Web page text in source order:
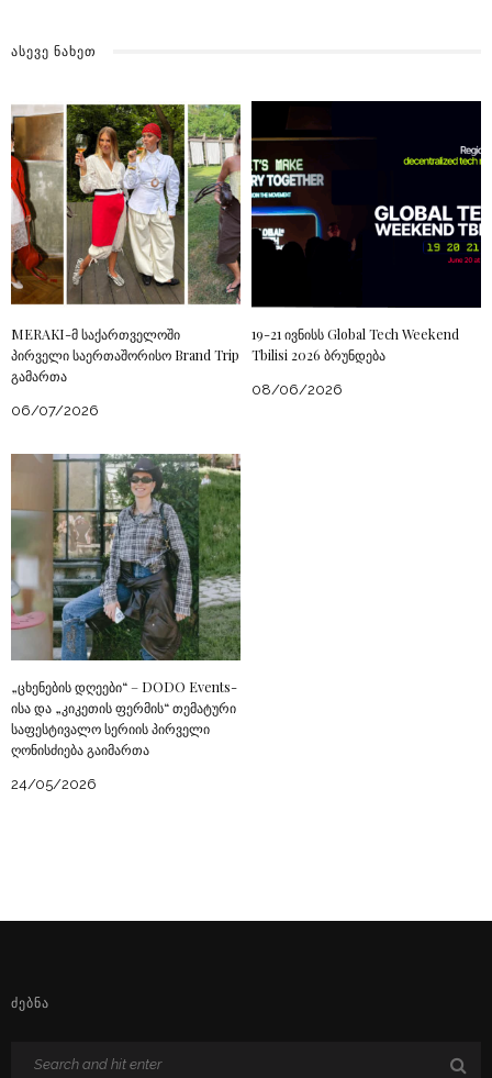
ᲐᲡᲔᲕᲔ ᲜᲐᲮᲔᲗ
MERAKI-მ საქართველოში
პირველი საერთაშორისო Brand Trip
გამართა
06/07/2026
19-21 ივნისს Global Tech Weekend
Tbilisi 2026 ბრუნდება
08/06/2026
„ცხენების დღეები“ – DODO Events-
ისა და „კიკეთის ფერმის“ თემატური
საფესტივალო სერიის პირველი
ღონისძიება გაიმართა
24/05/2026
ᲫᲔᲑᲜᲐ